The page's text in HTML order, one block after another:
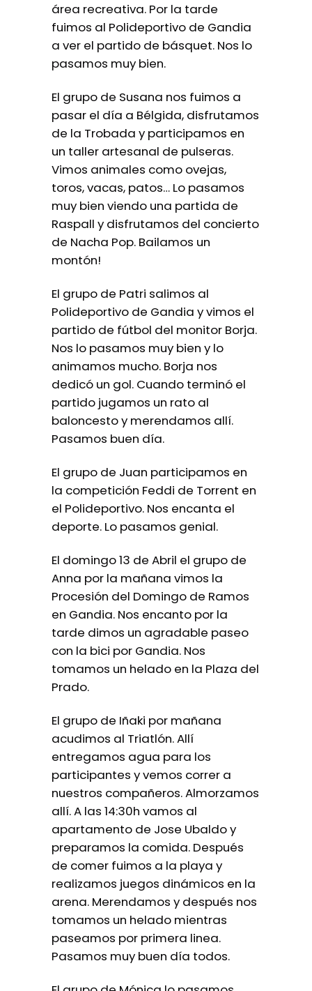
área recreativa. Por la tarde
fuimos al Polideportivo de Gandia
a ver el partido de básquet. Nos lo
pasamos muy bien.
El grupo de Susana nos fuimos a
pasar el día a Bélgida, disfrutamos
de la Trobada y participamos en
un taller artesanal de pulseras.
Vimos animales como ovejas,
toros, vacas, patos… Lo pasamos
muy bien viendo una partida de
Raspall y disfrutamos del concierto
de Nacha Pop. Bailamos un
montón!
El grupo de Patri salimos al
Polideportivo de Gandia y vimos el
partido de fútbol del monitor Borja.
Nos lo pasamos muy bien y lo
animamos mucho. Borja nos
dedicó un gol. Cuando terminó el
partido jugamos un rato al
baloncesto y merendamos allí.
Pasamos buen día.
El grupo de Juan participamos en
la competición Feddi de Torrent en
el Polideportivo. Nos encanta el
deporte. Lo pasamos genial.
El domingo 13 de Abril el grupo de
Anna por la mañana vimos la
Procesión del Domingo de Ramos
en Gandia. Nos encanto por la
tarde dimos un agradable paseo
con la bici por Gandia. Nos
tomamos un helado en la Plaza del
Prado.
El grupo de Iñaki por mañana
acudimos al Triatlón. Allí
entregamos agua para los
participantes y vemos correr a
nuestros compañeros. Almorzamos
allí. A las 14:30h vamos al
apartamento de Jose Ubaldo y
preparamos la comida. Después
de comer fuimos a la playa y
realizamos juegos dinámicos en la
arena. Merendamos y después nos
tomamos un helado mientras
paseamos por primera linea.
Pasamos muy buen día todos.